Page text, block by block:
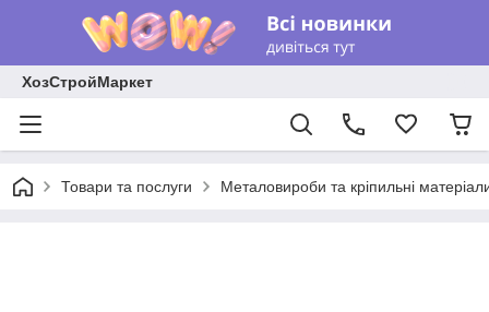
ХозСтройМаркет
Товари та послуги Металовироби та кріпильні